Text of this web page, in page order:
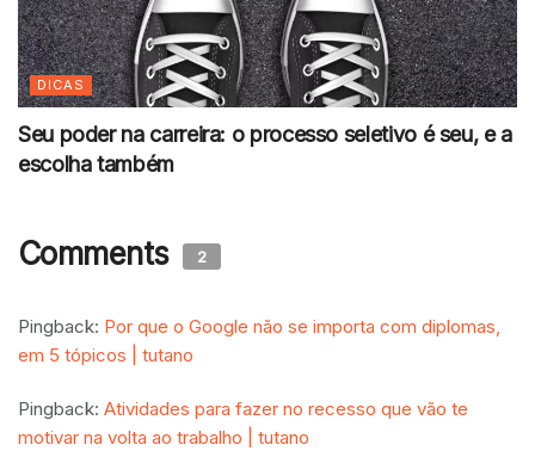
DICAS
Seu poder na carreira: o processo seletivo é seu, e a
escolha também
Comments 2
Pingback: Por que o Google não se importa com diplomas,
em 5 tópicos | tutano
Pingback: Atividades para fazer no recesso que vão te
motivar na volta ao trabalho | tutano